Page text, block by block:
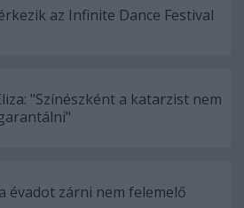
az Infinite Dance Festival
"Színészként a katarzist nem
évadot zárni nem felemelő